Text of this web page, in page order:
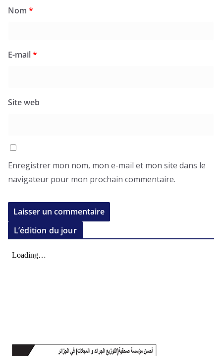
Nom *
E-mail*
Site web
Enregistrer mon nom, mon e-mail et mon site dans le
navigateur pour mon prochain commentaire.
L’édition du jour